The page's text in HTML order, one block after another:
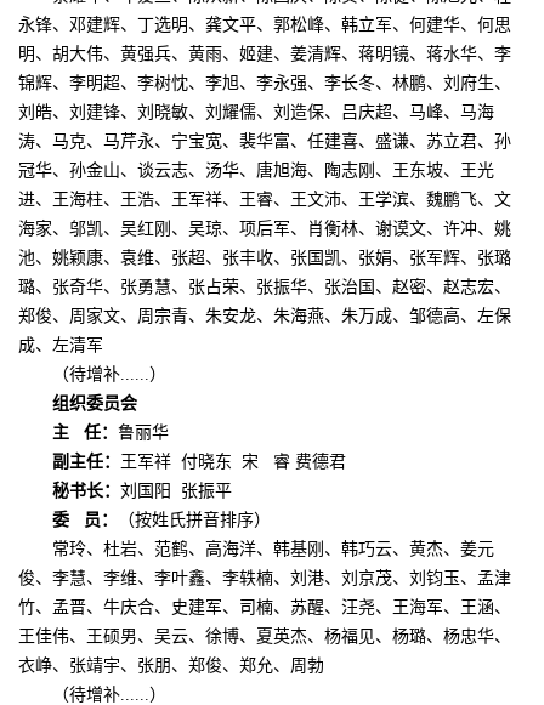
永锋、邓建辉、丁选明、龚文平、郭松峰、韩立军、何建华、何思
明、胡大伟、黄强兵、黄雨、姬建、姜清辉、蒋明镜、蒋水华、李
锦辉、李明超、李树忱、李旭、李永强、李长冬、林鹏、刘府生、
刘皓、刘建锋、刘晓敏、刘耀儒、刘造保、吕庆超、马峰、马海
涛、马克、马芹永、宁宝宽、裴华富、任建喜、盛谦、苏立君、孙
冠华、孙金山、谈云志、汤华、唐旭海、陶志刚、王东坡、王光
进、王海柱、王浩、王军祥、王睿、王文沛、王学滨、魏鹏飞、文
海家、邬凯、吴红刚、吴琼、项后军、肖衡林、谢谟文、许冲、姚
池、姚颖康、袁维、张超、张丰收、张国凯、张娟、张军辉、张璐
璐、张奇华、张勇慧、张占荣、张振华、张治国、赵密、赵志宏、
郑俊、周家文、周宗青、朱安龙、朱海燕、朱万成、邹德高、左保
成、左清军
（待增补......）
组织委员会
主 任： 鲁丽华
副主任：
王军祥 付晓东 宋 睿 费德君
秘书长： 刘国阳
张振平
委 员：
（按姓氏拼音排序）
常玲、杜岩、范鹤、高海洋、韩基刚、韩巧云、黄杰、姜元
俊、李慧、李维、李叶鑫、李轶楠、刘港、刘京茂、刘钧玉、孟津
竹、孟晋、牛庆合、史建军、司楠、苏醒、汪尧、王海军、王涵、
王佳伟、王硕男、吴云、徐博、夏英杰、杨福见、杨璐、杨忠华、
衣峥、张靖宇、张朋、郑俊、郑允、周勃
（待增补......）